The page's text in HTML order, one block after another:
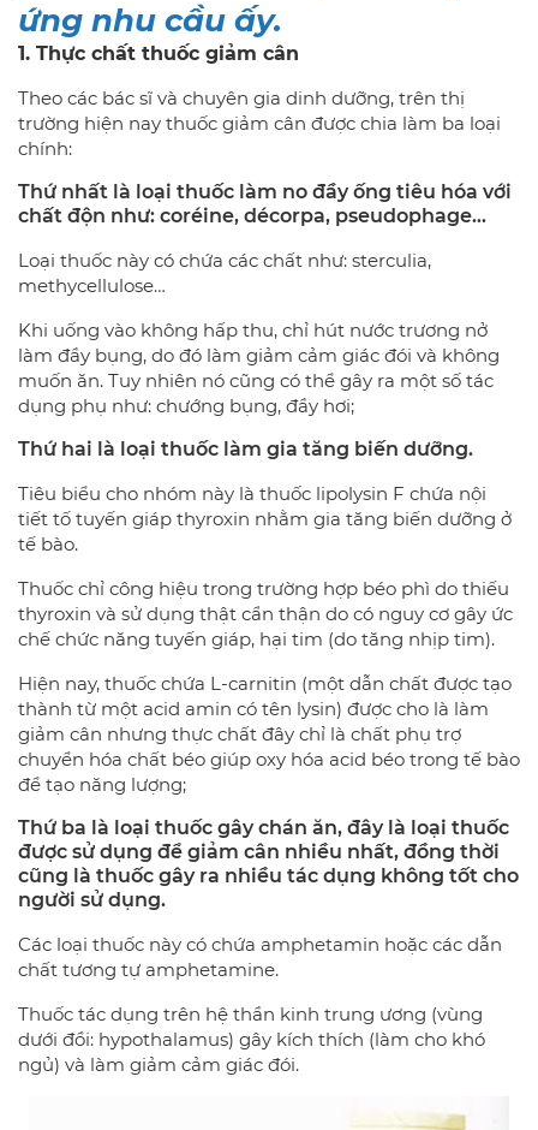
ứng nhu cầu ấy.
1. Thực chất thuốc giảm cân
Theo các bác sĩ và chuyên gia dinh dưỡng, trên thị
trường hiện nay thuốc giảm cân được chia làm ba loại
chính:
Thứ nhất là loại thuốc làm no đầy ống tiêu hóa với
chất độn như: coréine, décorpa, pseudophage…
Loại thuốc này có chứa các chất như: sterculia,
methycellulose…
Khi uống vào không hấp thu, chỉ hút nước trương nở
làm đầy bụng, do đó làm giảm cảm giác đói và không
muốn ăn. Tuy nhiên nó cũng có thể gây ra một số tác
dụng phụ như: chướng bụng, đầy hơi;
Thứ hai là loại thuốc làm gia tăng biến dưỡng.
Tiêu biểu cho nhóm này là thuốc lipolysin F chứa nội
tiết tố tuyến giáp thyroxin nhằm gia tăng biến dưỡng ở
tế bào.
Thuốc chỉ công hiệu trong trường hợp béo phì do thiếu
thyroxin và sử dụng thật cẩn thận do có nguy cơ gây ức
chế chức năng tuyến giáp, hại tim (do tăng nhịp tim).
Hiện nay, thuốc chứa L-carnitin (một dẫn chất được tạo
thành từ một acid amin có tên lysin) được cho là làm
giảm cân nhưng thực chất đây chỉ là chất phụ trợ
chuyển hóa chất béo giúp oxy hóa acid béo trong tế bào
để tạo năng lượng;
Thứ ba là loại thuốc gây chán ăn, đây là loại thuốc
được sử dụng để giảm cân nhiều nhất, đồng thời
cũng là thuốc gây ra nhiều tác dụng không tốt cho
người sử dụng.
Các loại thuốc này có chứa amphetamin hoặc các dẫn
chất tương tự amphetamine.
Thuốc tác dụng trên hệ thần kinh trung ương (vùng
dưới đồi: hypothalamus) gây kích thích (làm cho khó
ngủ) và làm giảm cảm giác đói.